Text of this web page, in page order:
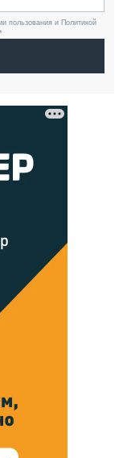
пользования и Политикой